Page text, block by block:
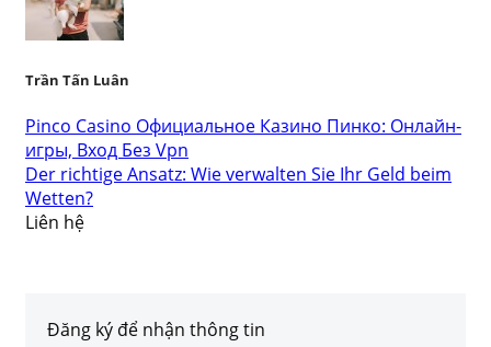
Trần Tấn Luân
Pinco Casino Официальное Казино Пинко: Онлайн-
игры, Вход Без Vpn
Der richtige Ansatz: Wie verwalten Sie Ihr Geld beim
Wetten?
Liên hệ
Đăng ký để nhận thông tin